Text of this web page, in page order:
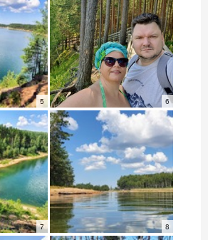
5 6
7 8